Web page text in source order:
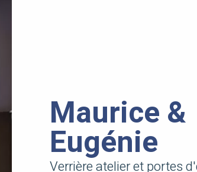
Maurice &
Eugénie
Verrière atelier et portes